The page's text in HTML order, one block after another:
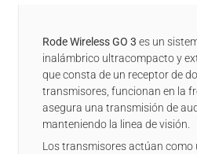
Rode Wireless GO 3 es un
inalámbrico ultracompacto y
que consta de un receptor de
transmisores, funcionan en la
asegura una transmisión de
manteniendo la linea de visión.
Los transmisores actúan como